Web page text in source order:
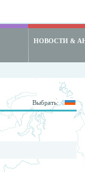
НОВОСТИ &
Выбрать: